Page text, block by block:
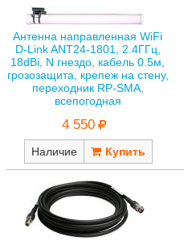
Антенна направленная WiFi
D-Link ANT24-1801, 2.4ГГц,
18dBi, N гнездо, кабель 0.5м,
грозозащита, крепеж на стену,
переходник RP-SMA,
всепогодная
4 550
Наличие